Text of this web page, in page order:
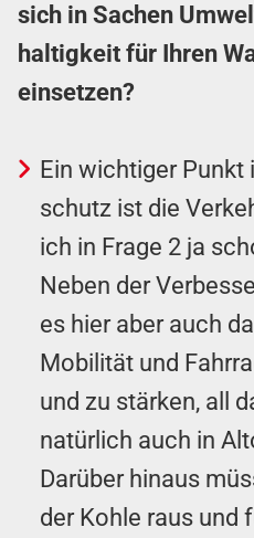
sich in Sachen
haltig­keit für Ihren
einsetzen?
Ein wichtiger
schutz ist die
ich in Frage 2 ja
Neben der
es hier aber auch
Mobilität und
und zu stärken, all
natürlich auch in
Darüber hinaus
der Kohle raus und